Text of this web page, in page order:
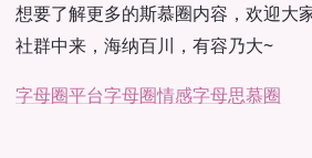
想要了解更多的斯慕圈内容，欢迎大
社群中来，海纳百川，有容乃大~
字母圈平台字母圈情感字母思慕圈